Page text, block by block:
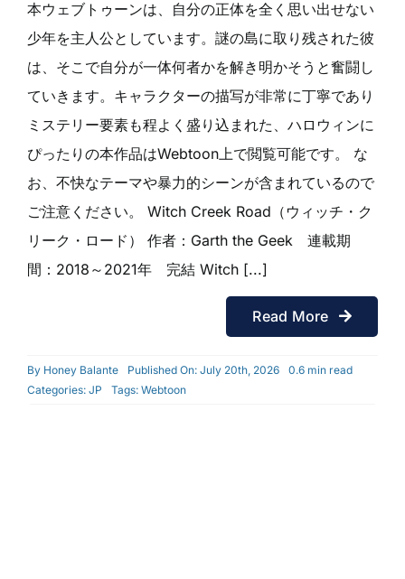
本ウェブトゥーンは、自分の正体を全く思い出せない
少年を主人公としています。謎の島に取り残された彼
は、そこで自分が一体何者かを解き明かそうと奮闘し
ていきます。キャラクターの描写が非常に丁寧であり
ミステリー要素も程よく盛り込まれた、ハロウィンに
ぴったりの本作品はWebtoon上で閲覧可能です。 な
お、不快なテーマや暴力的シーンが含まれているので
ご注意ください。 Witch Creek Road（ウィッチ・ク
リーク・ロード） 作者：Garth the Geek 連載期
間：2018～2021年 完結 Witch [...]
Read More
By Honey Balante Published On: July 20th, 2026
0.6 min read
Categories: JP Tags: Webtoon